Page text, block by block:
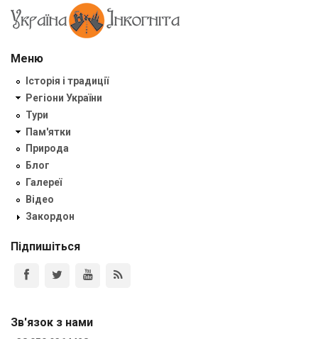
Меню
Історія і традиції
Регіони України
Тури
Пам'ятки
Природа
Блог
Галереї
Відео
Закордон
Підпишіться
Зв'язок з нами